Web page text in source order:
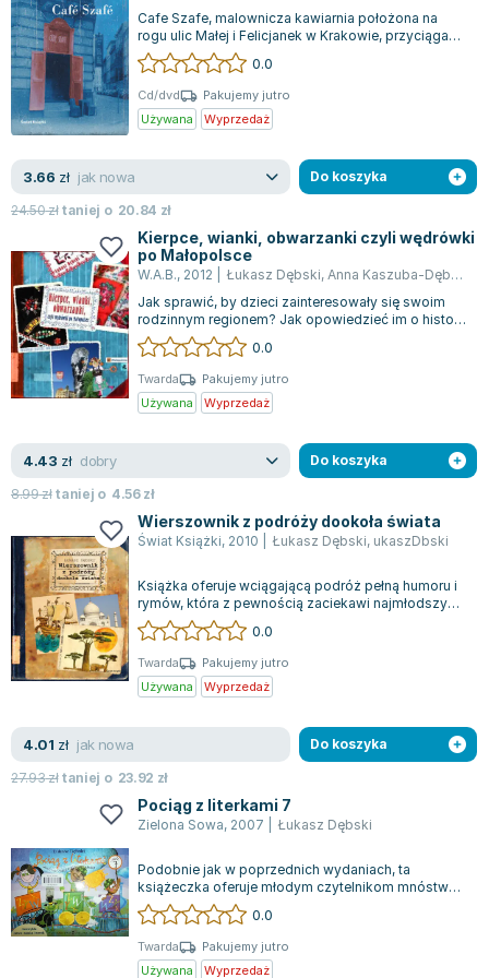
Książki o naukach politycznych dla studentów
Książki do nauk przyrodniczych dla studentów
Książki do nauk społecznych dla studentów
Książki do nauk ścisłych dla studentów
Technologia żywności - książki
Zarządzanie i marketing - książki
Nauka języków obcych - książki
Podręczniki dla nauczycieli - metodyka
Repetytoria, testy i materiały pomocnicze
Bolesław Prus
Clive Cussler
Wanda Chotomska
Józef Ignacy Kraszewski
Martyna Wojciechowska
Melissa De la Cruz
Blanka Lipińska
Jaś Kapela
Agatha Christie
Witold Gadowski
Jan Pietrzak
Marcin Kowalczyk
Piotr Zychowicz
Piotr Kościelny
Jan Piński
Zygmunt Freud
Agata Passent
Michel Moran
Maciej Orłoś
Jo Nesbo
Katarzyna Miller
Antoine de Saint Exupery
Mark Twain
Marcin Meller
Paulina Młynarska
ks. Piotr Pawlukiewicz
Jarosław Sokołowski
Piotr Latocha
Michael Scott
Piotr Semka
Jarosław Iwaszkiewicz
Cafe Szafe, malownicza kawiarnia położona na
rogu ulic Małej i Felicjanek w Krakowie, przyciąga
odwiedzających swoim niecodziennym...
0.0
Cd/dvd
Pakujemy jutro
Używana
Wyprzedaż
3.66 zł jak nowa
24.50złtaniej o 20.84 zł
Do koszyka
Kierpce, wianki, obwarzanki czyli wędrówki
po Małopolsce
W.A.B., 2012 Łukasz Dębski, Anna Kaszuba-Dębska
Jak sprawić, by dzieci zainteresowały się swoim
rodzinnym regionem? Jak opowiedzieć im o historii
w sposób fascynujący, unikając s...
0.0
Twarda
Pakujemy jutro
Używana
Wyprzedaż
4.43 zł dobry
8.99złtaniej o 4.56zł
Do koszyka
Wierszownik z podróży dookoła świata
Świat Książki, 2010 Łukasz Dębski, ukaszDbski
Książka oferuje wciągającą podróż pełną humoru i
rymów, która z pewnością zaciekawi najmłodszych
odkrywców. Dzięki kolorowym ilust...
0.0
Twarda
Pakujemy jutro
Używana
Wyprzedaż
4.01 zł jak nowa
27.93złtaniej o 23.92 zł
Do koszyka
Pociąg z literkami 7
Zielona Sowa, 2007 Łukasz Dębski
Podobnie jak w poprzednich wydaniach, ta
książeczka oferuje młodym czytelnikom mnóstwo
zabawnych wierszyków, które zachęcają do śm...
0.0
Twarda
Pakujemy jutro
Używana
Wyprzedaż